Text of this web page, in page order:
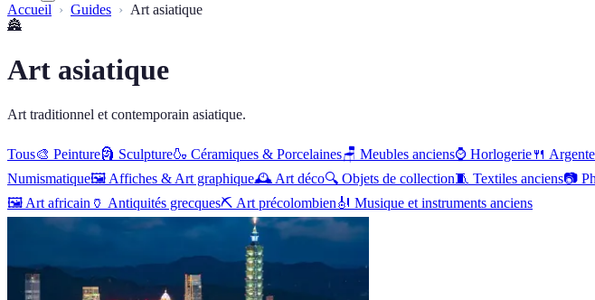
Accueil
Guides
Art asiatique
🏯
Art asiatique
Art traditionnel et contemporain asiatique.
Tous🎨 Peinture🗿 Sculpture🍶 Céramiques & Porcelaines🪑 Meubles anciens⌚ Horlogerie🍴
Numismatique🖼️ Affiches & Art graphique🕰️ Art déco🔍 Objets de collection🧵 Textiles anciens📷
🖼️ Art africain 🏺 Antiquités grecques⛏️ Art précolombien🎻 Musique et instruments anciens